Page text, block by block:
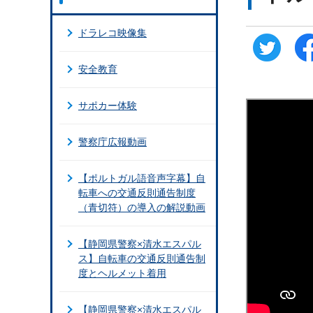
ドラレコ映像集
安全教育
サポカー体験
警察庁広報動画
【ポルトガル語音声字幕】自
転車への交通反則通告制度
（青切符）の導入の解説動画
【静岡県警察×清水エスパル
ス】自転車の交通反則通告制
度とヘルメット着用
【静岡県警察×清水エスパル